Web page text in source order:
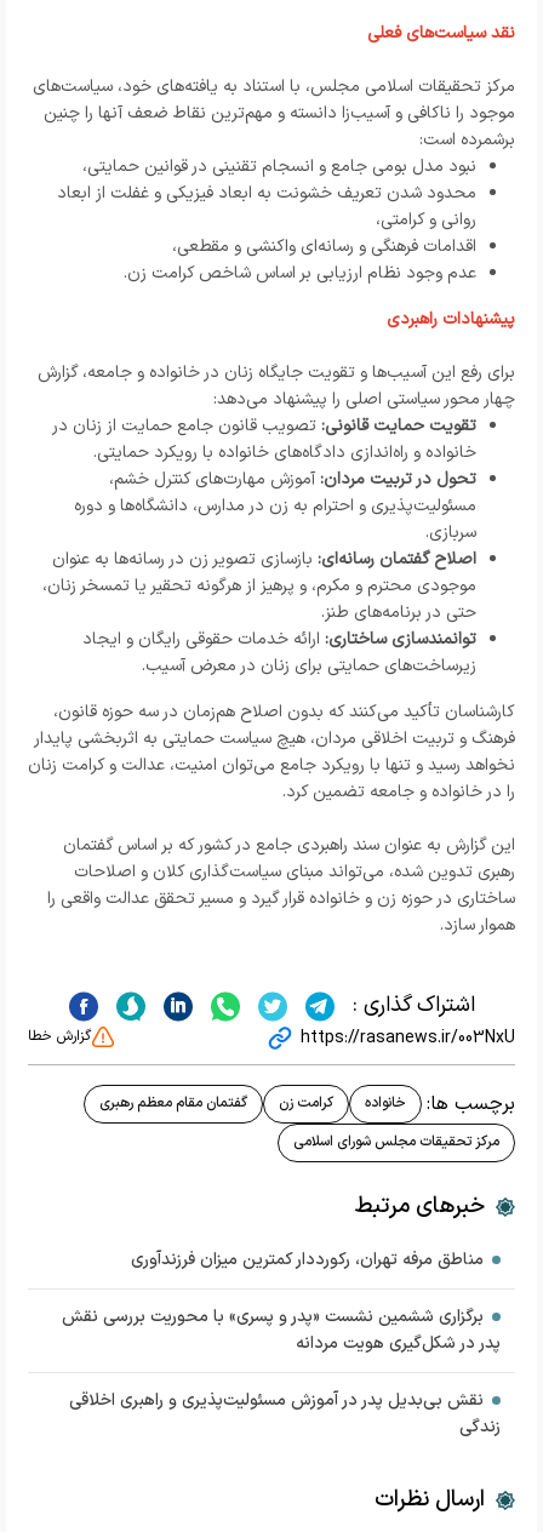
نقد سیاست‌های فعلی
مرکز تحقیقات اسلامی مجلس، با استناد به یافته‌های خود، سیاست‌های
موجود را ناکافی و آسیب‌زا دانسته و مهم‌ترین نقاط ضعف آنها را چنین
برشمرده است:
نبود مدل بومی جامع و انسجام تقنینی در قوانین حمایتی،
محدود شدن تعریف خشونت به ابعاد فیزیکی و غفلت از ابعاد
روانی و کرامتی،
اقدامات فرهنگی و رسانه‌ای واکنشی و مقطعی،
عدم وجود نظام ارزیابی بر اساس شاخص کرامت زن.
پیشنهادات راهبردی
برای رفع این آسیب‌ها و تقویت جایگاه زنان در خانواده و جامعه، گزارش
چهار محور سیاستی اصلی را پیشنهاد می‌دهد:
تقویت حمایت قانونی:تصویب قانون جامع حمایت از زنان در
خانواده و راه‌اندازی دادگاه‌های خانواده با رویکرد حمایتی.
تحول در تربیت مردان:آموزش مهارت‌های کنترل خشم،
مسئولیت‌پذیری و احترام به زن در مدارس، دانشگاه‌ها و دوره
سربازی.
اصلاح گفتمان رسانه‌ای: بازسازی تصویر زن در رسانه‌ها به عنوان
موجودی محترم و مکرم، و پرهیز از هرگونه تحقیر یا تمسخر زنان،
حتی در برنامه‌های طنز.
توانمندسازی ساختاری: ارائه خدمات حقوقی رایگان و ایجاد
زیرساخت‌های حمایتی برای زنان در معرض آسیب.
کارشناسان تأکید می‌کنند که بدون اصلاح هم‌زمان در سه حوزه قانون،
فرهنگ و تربیت اخلاقی مردان، هیچ سیاست حمایتی به اثربخشی پایدار
نخواهد رسید و تنها با رویکرد جامع می‌توان امنیت، عدالت و کرامت زنان
را در خانواده و جامعه تضمین کرد.
این گزارش به عنوان سند راهبردی جامع در کشور که بر اساس گفتمان
رهبری تدوین شده، می‌تواند مبنای سیاست‌گذاری کلان و اصلاحات
ساختاری در حوزه زن و خانواده قرار گیرد و مسیر تحقق عدالت واقعی را
هموار سازد.
اشتراک گذاری :
https://rasanews.ir/003NxU گزارش خطا
برچسب ها: خانواده کرامت زن
گفتمان مقام معظم رهبری
مرکز تحقیقات مجلس شورای اسلامی
خبرهای مرتبط
مناطق مرفه تهران، رکورددار کمترین میزان فرزندآوری
برگزاری ششمین نشست «پدر و پسری» با محوریت بررسی نقش
پدر در شکل‌گیری هویت مردانه
نقش بی‌بدیل پدر در آموزش مسئولیت‌پذیری و راهبری اخلاقی
زندگی
ارسال نظرات